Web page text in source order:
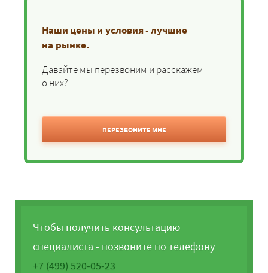
Наши цены и условия - лучшие
на рынке.
Давайте мы перезвоним и расскажем
о них?
ПЕРЕЗВОНИТЕ МНЕ
Чтобы получить консультацию
специалиста - позвоните по телефону
+7 (499) 520-05-23